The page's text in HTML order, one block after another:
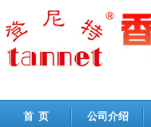
首 页 公司介绍